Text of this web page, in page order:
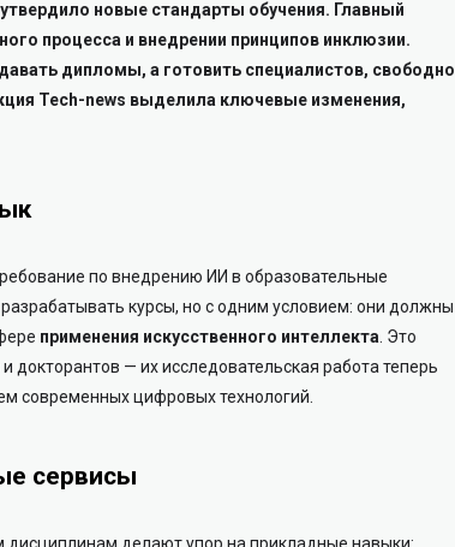
новые стандарты обучения. Главный
процесса и внедрении принципов инклюзии.
дипломы, а готовить специалистов, свободно
Tech-news выделила ключевые изменения,
по внедрению ИИ в образовательные
курсы, но с одним условием: они должны
применения искусственного интеллекта. Это
докторантов — их исследовательская работа теперь
современных цифровых технологий.
сервисы